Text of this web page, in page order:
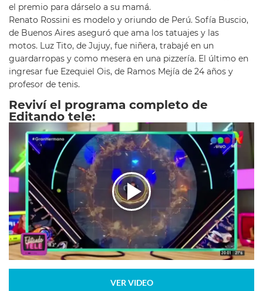
el premio para dárselo a su mamá.
Renato Rossini es modelo y oriundo de Perú. Sofía Buscio,
de Buenos Aires aseguró que ama los tatuajes y las
motos. Luz Tito, de Jujuy, fue niñera, trabajé en un
guardarropas y como mesera en una pizzería. El último en
ingresar fue Ezequiel Ois, de Ramos Mejía de 24 años y
profesor de tenis.
Reviví el programa completo de
Editando tele:
VER VIDEO